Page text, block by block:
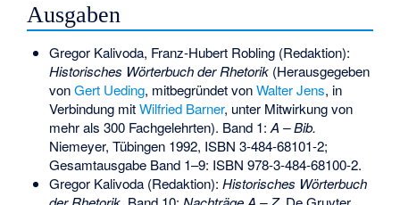
Ausgaben
Gregor Kalivoda, Franz-Hubert Robling (Redaktion):
Historisches Wörterbuch der Rhetorik(Herausgegeben
vonGert Ueding, mitbegründet vonWalter Jens, in
Verbindung mitWilfried Barner, unter Mitwirkung von
mehr als 300 Fachgelehrten). Band 1: A – Bib.
Niemeyer, Tübingen 1992, ISBN 3-484-68101-2;
Gesamtausgabe Band 1–9: ISBN 978-3-484-68100-2.
Gregor Kalivoda (Redaktion): Historisches Wörterbuch